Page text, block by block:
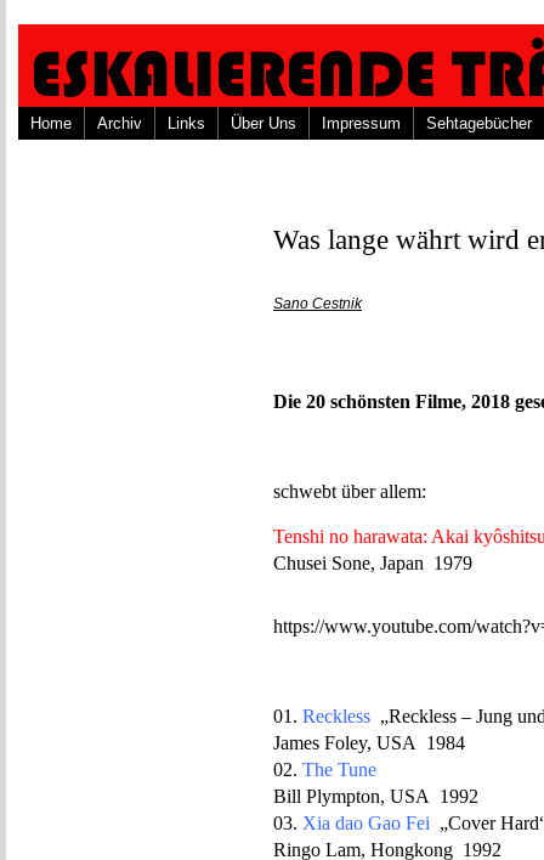
Home Archiv Links Über Uns Impressum Sehtagebücher
Was lange währt wird
Sano Cestnik
Die 20 schönsten Filme, 2018
schwebt über allem:
Tenshi no harawata: Akai
Chusei Sone, Japan 1979
https://www.youtube.com/
01. Reckless „Reckless – Jung
James Foley, USA 1984
02. The Tune
Bill Plympton, USA 1992
03. Xia dao Gao Fei „Cover
Ringo Lam, Hongkong 1992